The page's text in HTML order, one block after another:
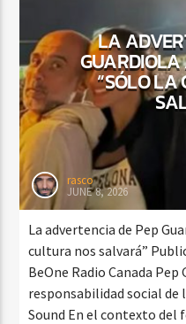
CURRENT SHOW
VIBRAS
2:00 AM
LA
GUARDIOLA
“SÓLO LA
rasco
JUNE 8, 2026
La advertencia de Pep
cultura nos salvará”
BeOne Radio Canada
responsabilidad social
Sound En el contexto del